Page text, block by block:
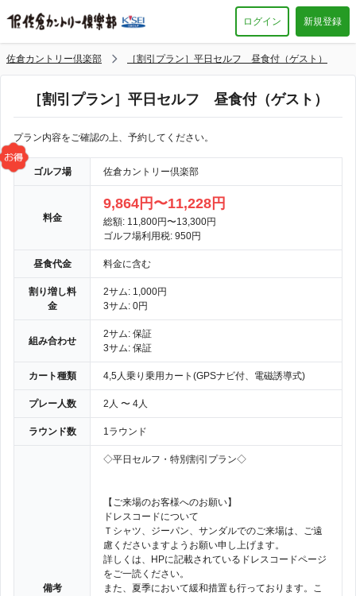
ログイン 新規登録
佐倉カントリー倶楽部 ［割引プラン］平日セルフ 昼食付（ゲスト）
［割引プラン］平日セルフ 昼食付（ゲスト）
プラン内容をご確認の上、予約してください。
ゴルフ場 佐倉カントリー倶楽部
料金
9,864円〜11,228円
総額: 11,800円〜13,300円
ゴルフ場利用税: 950円
昼食代金 料金に含む
割り増し料
金
2サム: 1,000円
3サム: 0円
組み合わせ
2サム: 保証
3サム: 保証
カート種類 4,5人乗り乗用カート(GPSナビ付、電磁誘導式)
プレー人数 2人 〜 4人
ラウンド数 1ラウンド
備考
◇平日セルフ・特別割引プラン◇
【ご来場のお客様へのお願い】
ドレスコードについて
Ｔシャツ、ジーパン、サンダルでのご来場は、ご遠
慮くださいますようお願い申し上げます。
詳しくは、HPに記載されているドレスコードページ
をご一読ください。
また、夏季において緩和措置も行っております。こ